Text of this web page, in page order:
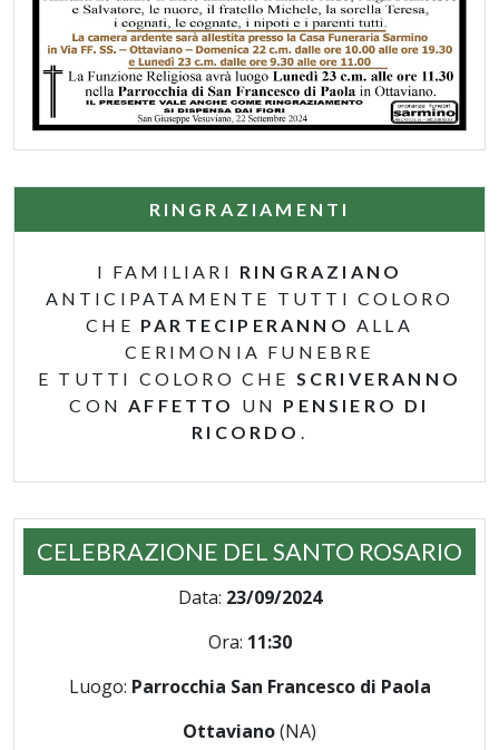
RINGRAZIAMENTI
I FAMILIARI RINGRAZIANO
ANTICIPATAMENTE TUTTI COLORO
CHE PARTECIPERANNO ALLA
CERIMONIA FUNEBRE
E TUTTI COLORO CHE SCRIVERANNO
CONAFFETTO UN PENSIERO DI
RICORDO .
CELEBRAZIONE DEL SANTO ROSARIO
Data: 23/09/2024
Ora: 11:30
Luogo: Parrocchia San Francesco di Paola
Ottaviano(NA)